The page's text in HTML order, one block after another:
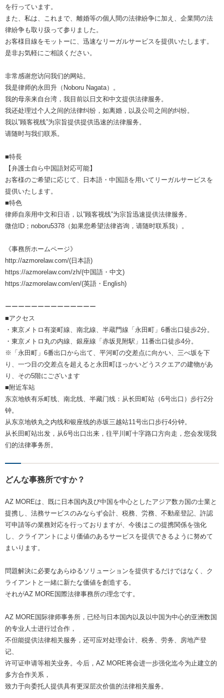
を行っています。
また、私は、これまで、離婚等の個人間の法律紛争に加え、企業間の法
律紛争も取り扱って参りました。
お客様目線をモットーに、迅速なリーガルサービスを提供いたします。
是非お気軽にご相談ください。
非常感谢您访问我们的网站。
我是律师的永田升（Noboru Nagata）。
我的母亲来自台湾，我目前以日文和中文提供法律服务。
我还处理过个人之间的法律纠纷，如离婚，以及公司之间的纠纷。
我以”顾客视线”为宗旨提供提供迅速的法律服务。
请随时与我们联系。
■特長
【弁護士自ら中国語対応可能】
お客様のご希望に応じて、日本語・中国語を用いてリーガルサービスを
提供いたします。
■特色
律师自亲用中文和日语，以”顾客视线”为宗旨迅速提供法律服务。
微信ID；noboru5378（如果您希望法律咨询，请随时联系我）。
《事務所ホームページ》
http://azmorelaw.com/(日本語)
https://azmorelaw.com/zh/(中国語・中文)
https://azmorelaw.com/en/(英語・English)
ーーーーーーーーーーーーーー
■アクセス
・東京メトロ有楽町線、南北線、半蔵門線「永田町」6番出口徒歩2分。
・東京メトロ丸の内線、銀座線「赤坂見附駅」11番出口徒歩4分。
※「永田町」6番出口から出て、平河町の交差点に向かい、三べ坂を下
り、一つ目の交差点を超えると永田町ほっかいどうスクエアの建物があ
り、その5階にございます
■附近车站
东京地铁有乐町线、南北线、半藏门线：从长田町站（6号出口）步行2分
钟。
从东京地铁丸之内线和银座线的赤坂三越站11号出口步行4分钟。
从长田町站出发，从6号出口出来，往平川町十字路口方向走，您会发现我
们的法律事务所。
どんな事務所ですか？
AZ MOREは、既に日本国内及び中国を中心としたアジア数カ国の士業と
提携し、法務サービスのみならず会計、税務、労務、不動産登記、許認
可申請等の業務対応を行っておりますが、今後はこの提携関係を強化
し、クライアントにより価値のあるサービスを提供できるように努めて
まいります。
問題解決に必要なあらゆるソリューションを提供するだけではなく、ク
ライアントと一緒に新たな価値を創造する。
それがAZ MORE国際法律事務所の理念です。
AZ MORE国际律师事务所，已经与日本国内以及以中国为中心的亚洲数国
的专业人士进行过合作，
不但能提供法律相关服务，还可应对处理会计、税务、劳务、房地产登
记、
许可证申请等相关业务。今后，AZ MORE将会进一步强化迄今为止建立的
多方合作关系，
致力于向委托人提供具有更深层次价值的法律相关服务。